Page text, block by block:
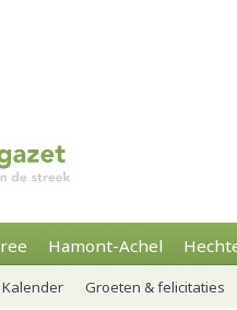
Hamont-Achel
Kalender Groeten & felicitaties